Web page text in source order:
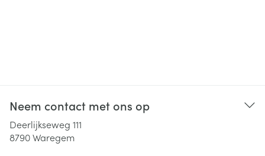
Neem contact met ons op
Deerlijkseweg 111
8790Waregem